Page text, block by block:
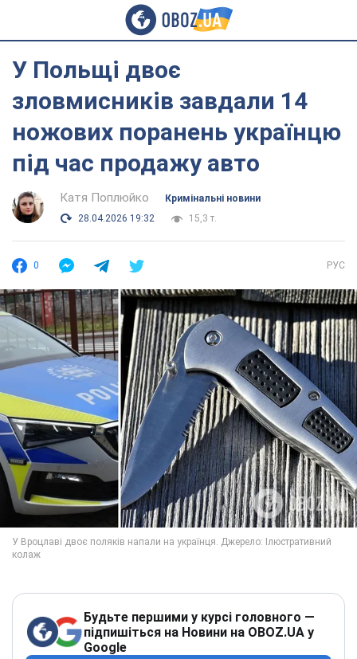
У Польщі двоє
зловмисників завдали 14
ножових поранень українцю
під час продажу авто
Катя Поплюйко
Кримінальні новини
28.04.2026 19:32
15,3 т.
0 РУС
Будьте першими у курсі головного —
підпишіться на Новини на OBOZ.UA у
Google